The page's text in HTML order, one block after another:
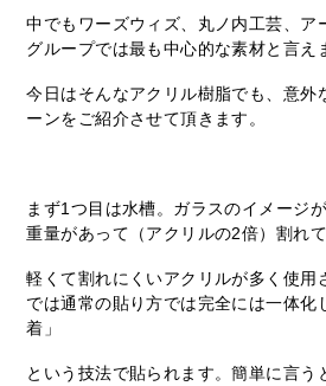
中でもワーズウィズ、丸ノ内工芸、ア
グループでは最も中心的な素材と言え
今日はそんなアクリル樹脂でも、意外
ーンをご紹介させて頂きます。
まず1つ目は水槽。ガラスのイメージ
重量があって（アクリルの2倍）割れ
軽くて割れにくいアクリルが多く使用
では通常の貼り方では完全には一体化
着」
という技法で貼られます。簡単に言う